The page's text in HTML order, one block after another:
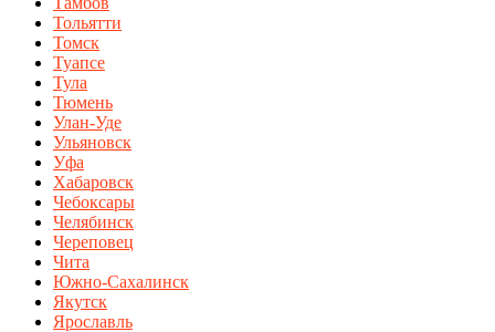
Тольятти
Томск
Туапсе
Тула
Тюмень
Улан-Уде
Ульяновск
Уфа
Хабаровск
Чебоксары
Челябинск
Череповец
Чита
Южно-Сахалинск
Якутск
Ярославль